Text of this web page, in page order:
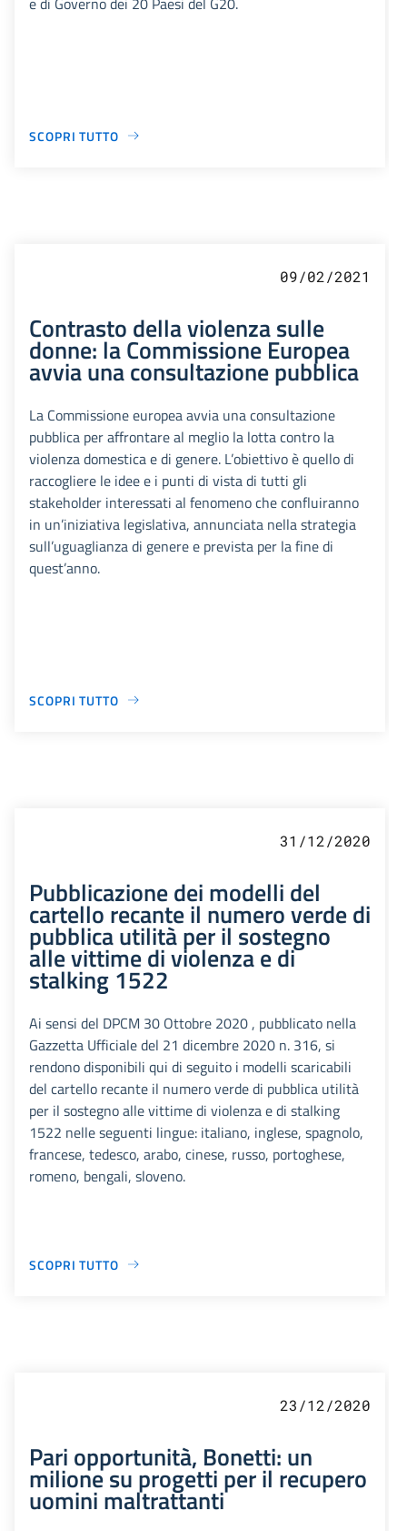
SCOPRI TUTTO
09/02/2021
Contrasto della violenza sulle
donne: la Commissione Europea
avvia una consultazione pubblica
La Commissione europea avvia una consultazione
pubblica per affrontare al meglio la lotta contro la
violenza domestica e di genere. L’obiettivo è quello di
raccogliere le idee e i punti di vista di tutti gli
stakeholder interessati al fenomeno che confluiranno
in un’iniziativa legislativa, annunciata nella strategia
sull’uguaglianza di genere e prevista per la fine di
quest’anno.
SCOPRI TUTTO
31/12/2020
Pubblicazione dei modelli del
cartello recante il numero verde di
pubblica utilità per il sostegno
alle vittime di violenza e di
stalking 1522
Ai sensi del DPCM 30 Ottobre 2020 , pubblicato nella
Gazzetta Ufficiale del 21 dicembre 2020 n. 316, si
rendono disponibili qui di seguito i modelli scaricabili
del cartello recante il numero verde di pubblica utilità
per il sostegno alle vittime di violenza e di stalking
1522 nelle seguenti lingue: italiano, inglese, spagnolo,
francese, tedesco, arabo, cinese, russo, portoghese,
romeno, bengali, sloveno.
SCOPRI TUTTO
23/12/2020
Pari opportunità, Bonetti: un
milione su progetti per il recupero
uomini maltrattanti